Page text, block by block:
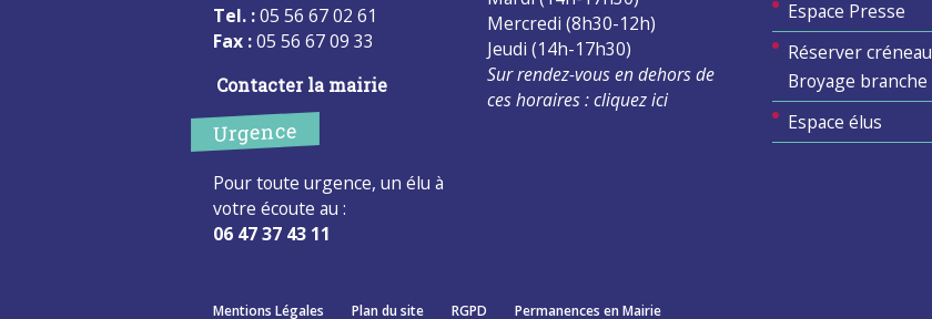
Tel. :05 56 67 02 61
Fax :05 56 67 09 33
Contacter la mairie
Urgence
Pour toute urgence, un élu à
votre écoute au :
06 47 37 43 11
Mercredi (8h30-12h)
Jeudi (14h-17h30)
Sur rendez-vous en dehors de
ces horaires :cliquez ici
Espace Presse
Réserver créneau
Broyage branche
Espace élus
Mentions Légales Plan du site RGPD Permanences en Mairie